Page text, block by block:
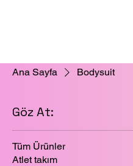
Ana Sayfa Bodysuit
Göz At:
Tüm Ürünler
Atlet takım